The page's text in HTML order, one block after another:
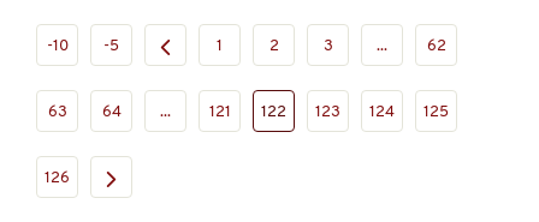
-10 -5 1 2 3 ... 62
63 64 ... 121 122 123 124 125
126